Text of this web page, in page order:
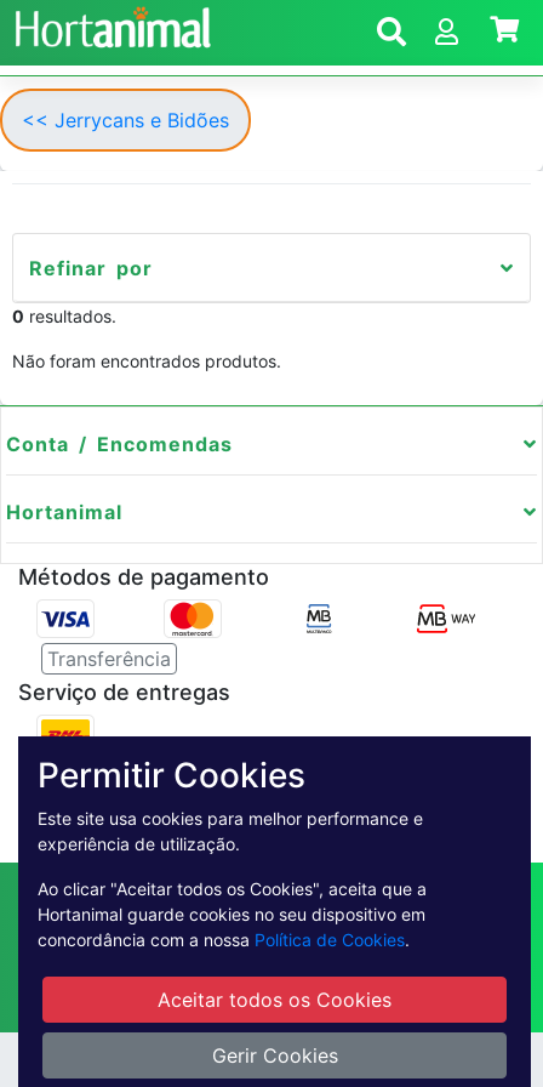
<< Jerrycans e Bidões
Refinar por
0 resultados.
Não foram encontrados produtos.
Conta / Encomendas
Hortanimal
Métodos de pagamento
Transferência
Serviço de entregas
Pagamento Seguro
Contactos Envio
Condições de Venda
Quem Somos
Métodos de Pagamento
Livro de reclamações online
Permitir Cookies
Este site usa cookies para melhor performance e
experiência de utilização.
Ao clicar "Aceitar todos os Cookies", aceita que a
Hortanimal guarde cookies no seu dispositivo em
concordância com a nossa Política de Cookies.
Aceitar todos os Cookies
Gerir Cookies